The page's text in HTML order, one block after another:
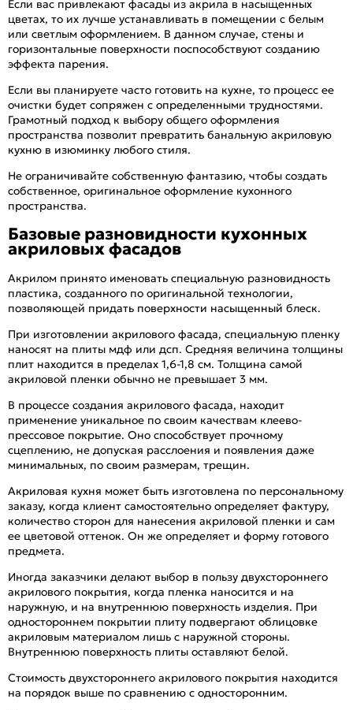
Если вас привлекают фасады из акрила в насыщенных
цветах, то их лучше устанавливать в помещении с белым
или светлым оформлением. В данном случае, стены и
горизонтальные поверхности поспособствуют созданию
эффекта парения.
Если вы планируете часто готовить на кухне, то процесс ее
очистки будет сопряжен с определенными трудностями.
Грамотный подход к выбору общего оформления
пространства позволит превратить банальную акриловую
кухню в изюминку любого стиля.
Не ограничивайте собственную фантазию, чтобы создать
собственное, оригинальное оформление кухонного
пространства.
Базовые разновидности кухонных
акриловых фасадов
Акрилом принято именовать специальную разновидность
пластика, созданного по оригинальной технологии,
позволяющей придать поверхности насыщенный блеск.
При изготовлении акрилового фасада, специальную пленку
наносят на плиты мдф или дсп. Средняя величина толщины
плит находится в пределах 1,6-1,8 см. Толщина самой
акриловой пленки обычно не превышает 3 мм.
В процессе создания акрилового фасада, находит
применение уникальное по своим качествам клеево-
прессовое покрытие. Оно способствует прочному
сцеплению, не допуская расслоения и появления даже
минимальных, по своим размерам, трещин.
Акриловая кухня может быть изготовлена по персональному
заказу, когда клиент самостоятельно определяет фактуру,
количество сторон для нанесения акриловой пленки и сам
ее цветовой оттенок. Он же определяет и форму готового
предмета.
Иногда заказчики делают выбор в пользу двухстороннего
акрилового покрытия, когда пленка наносится и на
наружную, и на внутреннюю поверхность изделия. При
одностороннем покрытии плиту подвергают облицовке
акриловым материалом лишь с наружной стороны.
Внутреннюю поверхность плиты оставляют белой.
Стоимость двухстороннего акрилового покрытия находится
на порядок выше по сравнению с односторонним.